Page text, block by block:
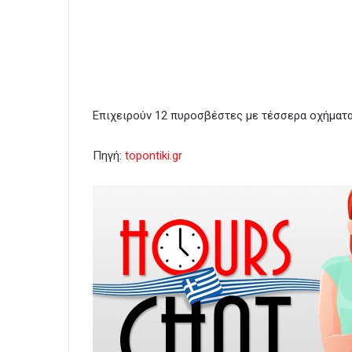
Επιχειρούν 12 πυροσβέστες με τέσσερα
Πηγή: topontiki.gr